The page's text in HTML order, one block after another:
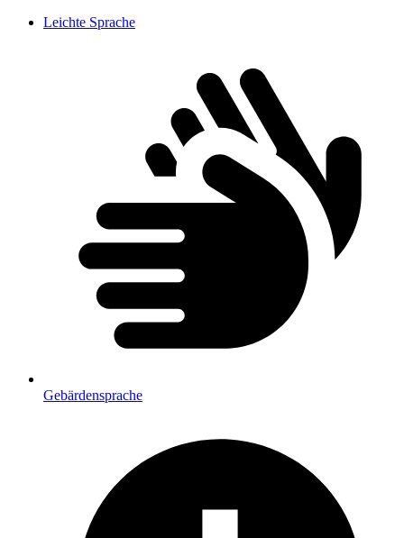
Leichte Sprache
Gebärdensprache